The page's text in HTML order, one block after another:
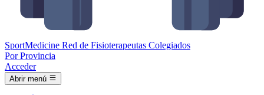
SportMedicine Red de Fisioterapeutas Colegiados
Por Provincia
Acceder
Abrir menú